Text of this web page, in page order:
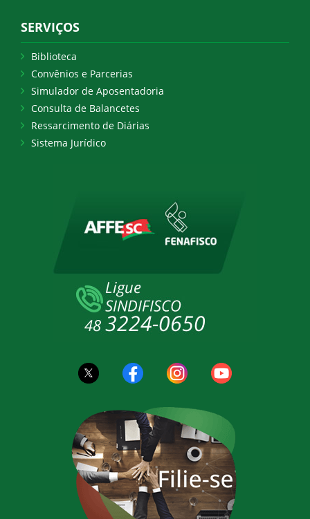
SERVIÇOS
Biblioteca
Convênios e Parcerias
Simulador de Aposentadoria
Consulta de Balancetes
Ressarcimento de Diárias
Sistema Jurídico